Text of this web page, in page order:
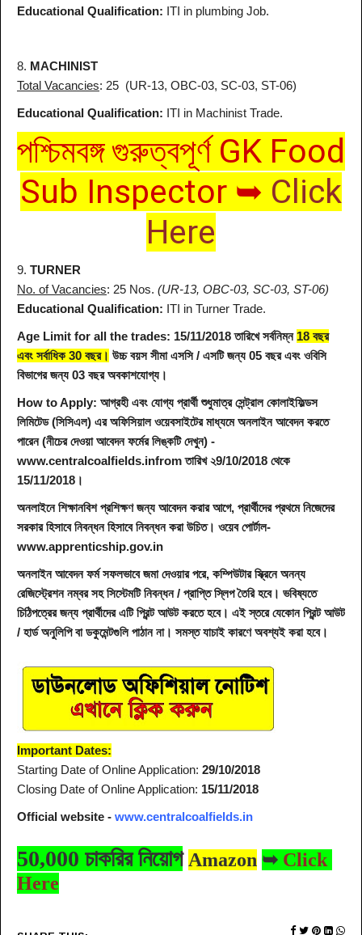
Educational Qualification: ITI in plumbing Job.
8. MACHINIST
Total Vacancies: 25 (UR-13, OBC-03, SC-03, ST-06)
Educational Qualification: ITI in Machinist Trade.
পশ্চিমবঙ্গ গুরুত্বপূর্ণ GK Food
Sub Inspector ➥ Click
Here
9. TURNER
No. of Vacancies: 25 Nos. (UR-13, OBC-03, SC-03, ST-06)
Educational Qualification: ITI in Turner Trade.
Age Limit for all the trades: 15/11/2018 তারিখে সর্বনিম্ন 18 বছর
এবং সর্বাধিক 30 বছর। উচ্চ বয়স সীমা এসসি / এসটি জন্য 05 বছর এবং ওবিসি
বিভাগের জন্য 03 বছর অবকাশযোগ্য।
How to Apply: আগ্রহী এবং যোগ্য প্রার্থী শুধুমাত্র সেন্ট্রাল কোলাইফিল্ডস
লিমিটেড (সিসিএল) এর অফিসিয়াল ওয়েবসাইটের মাধ্যমে অনলাইন আবেদন করতে
পারেন (নীচের দেওয়া আবেদন ফর্মের লিঙ্কটি দেখুন) -
www.centralcoalfields.infrom তারিখ ২9/10/2018 থেকে
15/11/2018।
অনলাইনে শিক্ষানবিশ প্রশিক্ষণ জন্য আবেদন করার আগে, প্রার্থীদের প্রথমে নিজেদের
সরকার হিসাবে নিবন্ধন হিসাবে নিবন্ধন করা উচিত। ওয়েব পোর্টাল-
www.apprenticship.gov.in
অনলাইন আবেদন ফর্ম সফলভাবে জমা দেওয়ার পরে, কম্পিউটার স্ক্রিনে অনন্য
রেজিস্ট্রেশন নম্বর সহ সিস্টেমটি নিবন্ধন / প্রাপ্তি স্লিপ তৈরি হবে। ভবিষ্যতে
চিঠিপত্রের জন্য প্রার্থীদের এটি প্রিন্ট আউট করতে হবে। এই স্তরে যেকোন প্রিন্ট আউট
/ হার্ড অনুলিপি বা ডকুমেন্টগুলি পাঠান না। সমস্ত যাচাই কারণে অবশ্যই করা হবে।
Important Dates:
Starting Date of Online Application: 29/10/2018
Closing Date of Online Application: 15/11/2018
Official website - www.centralcoalfields.in
50,000 চাকরির নিয়োগ Amazon ➥ Click
Here